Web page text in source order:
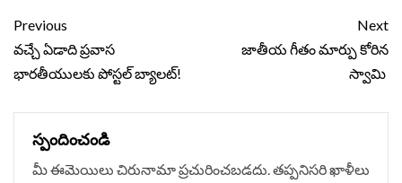
Continue
Reading
Previous
వచ్చే ఏడాది ప్రవాస
భారతీయులకు పోస్టల్ బ్యాలట్!
Next
జాతీయ గీతం మార్పు కోరిన
స్వామి
స్పందించండి
మీ ఈమెయిలు చిరునామా ప్రచురించబడదు. తప్పనిసరి ఖాళీలు